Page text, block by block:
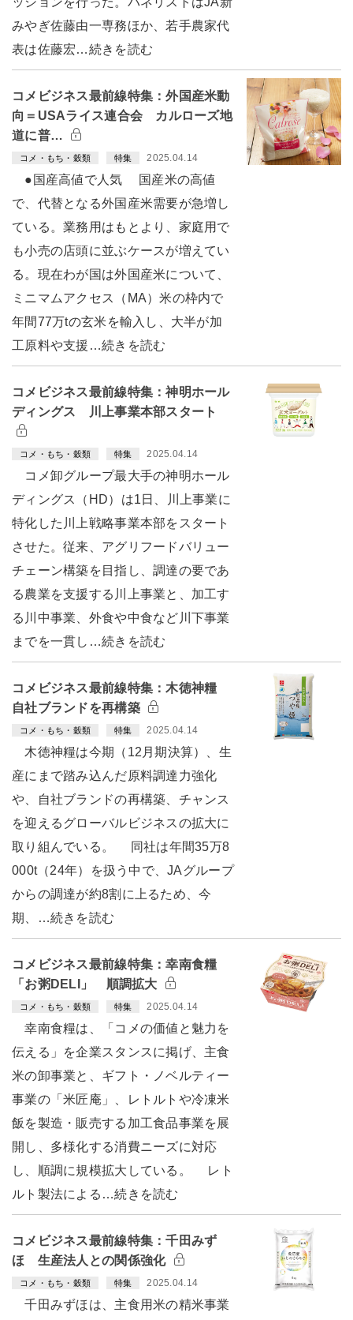
みやぎ佐藤由一専務ほか、若手農家代
表は佐藤宏…続きを読む
コメビジネス最前線特集：外国産米動
向＝USAライス連合会 カルローズ地
道に普…
コメ・もち・穀類 特集 2025.04.14
●国産高値で人気 国産米の高値
で、代替となる外国産米需要が急増し
ている。業務用はもとより、家庭用で
も小売の店頭に並ぶケースが増えてい
る。現在わが国は外国産米について、
ミニマムアクセス（MA）米の枠内で
年間77万tの玄米を輸入し、大半が加
工原料や支援…続きを読む
コメビジネス最前線特集：神明ホール
ディングス 川上事業本部スタート
コメ・もち・穀類 特集 2025.04.14
コメ卸グループ最大手の神明ホール
ディングス（HD）は1日、川上事業に
特化した川上戦略事業本部をスタート
させた。従来、アグリフードバリュー
チェーン構築を目指し、調達の要であ
る農業を支援する川上事業と、加工す
る川中事業、外食や中食など川下事業
までを一貫し…続きを読む
コメビジネス最前線特集：木徳神糧
自社ブランドを再構築
コメ・もち・穀類 特集 2025.04.14
木徳神糧は今期（12月期決算）、生
産にまで踏み込んだ原料調達力強化
や、自社ブランドの再構築、チャンス
を迎えるグローバルビジネスの拡大に
取り組んでいる。 同社は年間35万8
000t（24年）を扱う中で、JAグループ
からの調達が約8割に上るため、今
期、…続きを読む
コメビジネス最前線特集：幸南食糧
「お粥DELI」 順調拡大
コメ・もち・穀類 特集 2025.04.14
幸南食糧は、「コメの価値と魅力を
伝える」を企業スタンスに掲げ、主食
米の卸事業と、ギフト・ノベルティー
事業の「米匠庵」、レトルトや冷凍米
飯を製造・販売する加工食品事業を展
開し、多様化する消費ニーズに対応
し、順調に規模拡大している。 レト
ルト製法による…続きを読む
コメビジネス最前線特集：千田みず
ほ 生産法人との関係強化
コメ・もち・穀類 特集 2025.04.14
千田みずほは、主食用米の精米事業